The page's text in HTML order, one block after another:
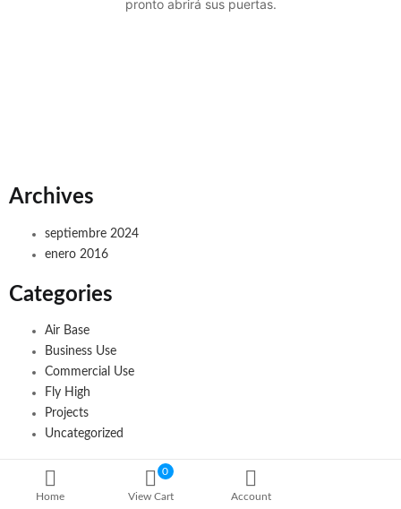
Home
0
View Cart Account
pronto abrirá sus puertas.
Archives
septiembre 2024
enero 2016
Categories
Air Base
Business Use
Commercial Use
Fly High
Projects
Uncategorized